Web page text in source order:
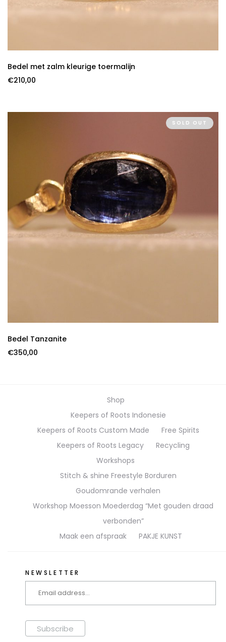
Bedel met zalm kleurige toermalijn
€210,00
SOLD OUT
Bedel Tanzanite
€350,00
Shop
Keepers of Roots Indonesie
Keepers of Roots Custom Made
Free Spirits
Keepers of Roots Legacy
Recycling
Workshops
Stitch & shine Freestyle Borduren
Goudomrande verhalen
Workshop Moesson Moederdag “Met gouden draad
verbonden”
Maak een afspraak
PAKJE KUNST
NEWSLETTER